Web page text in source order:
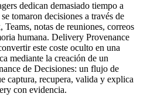
dedican demasiado tiempo a
tomaron decisiones a través de
notas de reuniones, correos
humana. Delivery Provenance
este coste oculto en una
mediante la creación de un
de Decisiones: un flujo de
captura, recupera, valida y explica
con evidencia.